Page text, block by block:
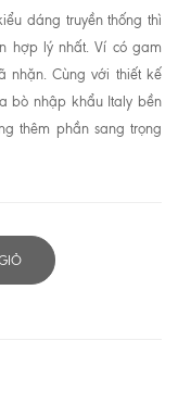
dáng truyền thống thì
hợp lý nhất. Ví có gam
nhặn. Cùng với thiết kế
bò nhập khẩu Italy bền
thêm phần sang trọng